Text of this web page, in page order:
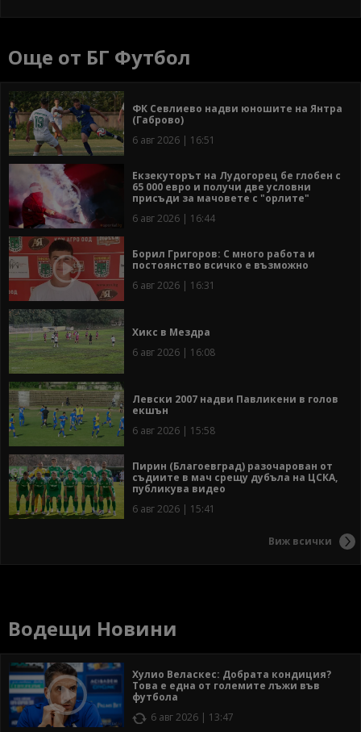
Още от БГ Футбол
ФК Севлиево надви юношите на Янтра
(Габрово)
6 авг 2026 | 16:51
Екзекуторът на Лудогорец бе глобен с
65 000 евро и получи две условни
присъди за мачовете с "орлите"
6 авг 2026 | 16:44
Борил Григоров: С много работа и
постоянство всичко е възможно
6 авг 2026 | 16:31
Хикс в Мездра
6 авг 2026 | 16:08
Левски 2007 надви Павликени в голов
екшън
6 авг 2026 | 15:58
Пирин (Благоевград) разочарован от
съдиите в мач срещу дубъла на ЦСКА,
публикува видео
6 авг 2026 | 15:41
Виж всички
Водещи Новини
Хулио Веласкес: Добрата кондиция?
Това е една от големите лъжи във
футбола
6 авг 2026 | 13:47